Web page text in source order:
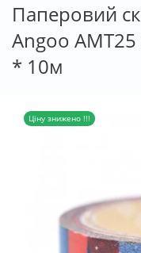
Паперовий
Angoo
* 10м
Ціну знижено !!!